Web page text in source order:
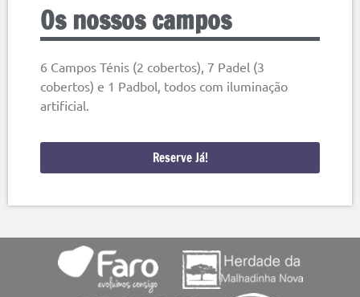
Os nossos campos
6 Campos Ténis (2 cobertos), 7 Padel (3
cobertos) e 1 Padbol, todos com iluminação
artificial.
Reserve Já!